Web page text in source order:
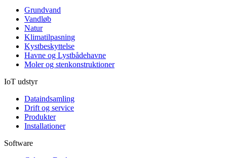
Grundvand
Vandløb
Natur
Klimatilpasning
Kystbeskyttelse
Havne og Lystbådehavne
Moler og stenkonstruktioner
IoT udstyr
Dataindsamling
Drift og service
Produkter
Installationer
Software